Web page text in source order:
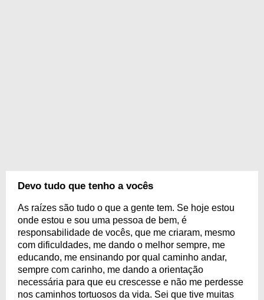
Devo tudo que tenho a vocês
As raízes são tudo o que a gente tem. Se hoje estou
onde estou e sou uma pessoa de bem, é
responsabilidade de vocês, que me criaram, mesmo
com dificuldades, me dando o melhor sempre, me
educando, me ensinando por qual caminho andar,
sempre com carinho, me dando a orientação
necessária para que eu crescesse e não me perdesse
nos caminhos tortuosos da vida. Sei que tive muitas